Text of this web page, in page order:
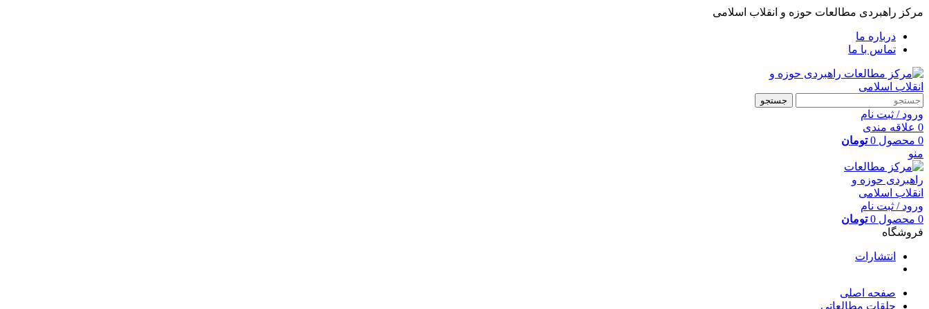
مرکز راهبردی مطالعات حوزه و انقلاب اسلامی
درباره ما
تماس با ما
جستجو
ورود / ثبت نام
0 علاقه مندی
0 محصول 0 تومان
منو
ورود / ثبت نام
0 محصول 0 تومان
فروشگاه
انتشارات
صفحه اصلی
حلقات مطالعاتی